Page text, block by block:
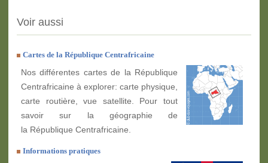
Voir aussi
Cartes de la République Centrafricaine
Nos différentes cartes de la République
Centrafricaine à explorer: carte physique,
carte routière, vue satellite. Pour tout
savoir sur la géographie de
la République Centrafricaine.
Informations pratiques